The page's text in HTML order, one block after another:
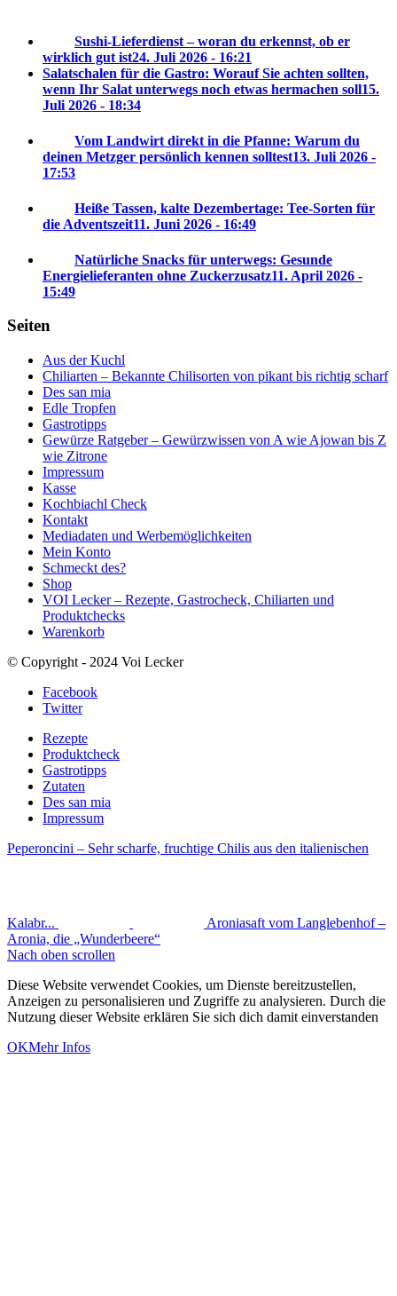
Sushi-Lieferdienst – woran du erkennst, ob er
wirklich gut ist24. Juli 2026 - 16:21
Salatschalen für die Gastro: Worauf Sie achten sollten,
wenn Ihr Salat unterwegs noch etwas hermachen soll15.
Juli 2026 - 18:34
Vom Landwirt direkt in die Pfanne: Warum du
deinen Metzger persönlich kennen solltest13. Juli 2026 -
17:53
Heiße Tassen, kalte Dezembertage: Tee-Sorten für
die Adventszeit11. Juni 2026 - 16:49
Natürliche Snacks für unterwegs: Gesunde
Energielieferanten ohne Zuckerzusatz11. April 2026 -
15:49
Seiten
Aus der Kuchl
Chiliarten – Bekannte Chilisorten von pikant bis richtig scharf
Des san mia
Edle Tropfen
Gastrotipps
Gewürze Ratgeber – Gewürzwissen von A wie Ajowan bis Z
wie Zitrone
Impressum
Kasse
Kochbiachl Check
Kontakt
Mediadaten und Werbemöglichkeiten
Mein Konto
Schmeckt des?
Shop
VOI Lecker – Rezepte, Gastrocheck, Chiliarten und
Produktchecks
Warenkorb
© Copyright - 2024 Voi Lecker
Facebook
Twitter
Rezepte
Produktcheck
Gastrotipps
Zutaten
Des san mia
Impressum
Peperoncini – Sehr scharfe, fruchtige Chilis aus den italienischen
Kalabr...
Aroniasaft vom Langlebenhof –
Aronia, die „Wunderbeere“
Nach oben scrollen
Diese Website verwendet Cookies, um Dienste bereitzustellen,
Anzeigen zu personalisieren und Zugriffe zu analysieren. Durch die
Nutzung dieser Website erklären Sie sich dich damit einverstanden
OKMehr Infos